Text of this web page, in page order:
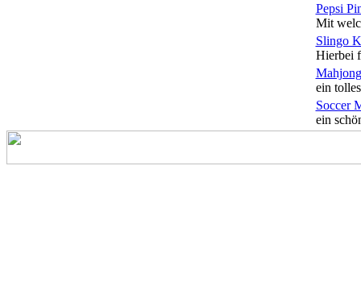
Pepsi
Mit
Slingo
Hierbei
ein
Soccer
ein